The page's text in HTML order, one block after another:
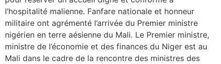
l’hospitalité malienne. Fanfare nationale et honneur
militaire ont agrémenté l’arrivée du Premier ministre
nigérien en terre aésienne du Mali. Le Premier ministre,
ministre de l’économie et des finances du Niger est au
Mali dans le cadre de la rencontre des ministres des